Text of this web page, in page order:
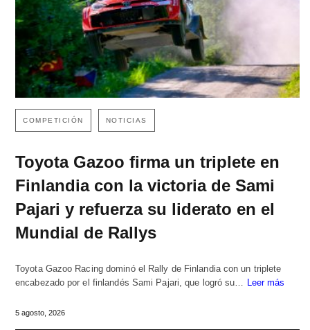
COMPETICIÓN NOTICIAS
Toyota Gazoo firma un triplete en
Finlandia con la victoria de Sami
Pajari y refuerza su liderato en el
Mundial de Rallys
Toyota Gazoo Racing dominó el Rally de Finlandia con un triplete
encabezado por el finlandés Sami Pajari, que logró su… Leer más
5 agosto, 2026